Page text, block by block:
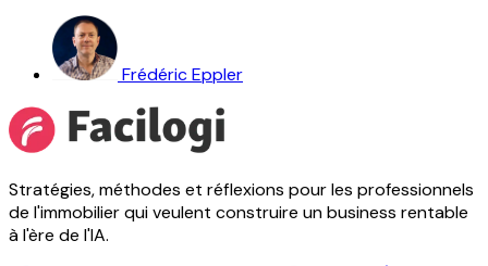
Frédéric Eppler
Stratégies, méthodes et réflexions pour les professionnels
de l'immobilier qui veulent construire un business rentable
à l'ère de l'IA.